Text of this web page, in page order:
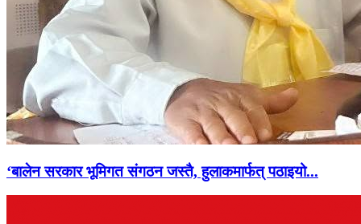
‘बालेन सरकार भूमिगत संगठन जस्तै, हुलाकमार्फत् पठाइयो...